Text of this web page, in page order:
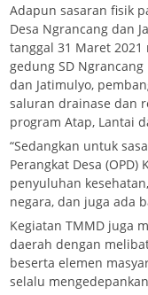
Adapun sasaran fisik
Desa Ngrancang dan
tanggal 31 Maret
gedung SD
dan Jatimulyo,
saluran drainase dan
program Atap, Lantai
“Sedangkan untuk
Perangkat Desa
penyuluhan
negara, dan juga ada
Kegiatan TMMD juga
daerah dengan
beserta elemen
selalu